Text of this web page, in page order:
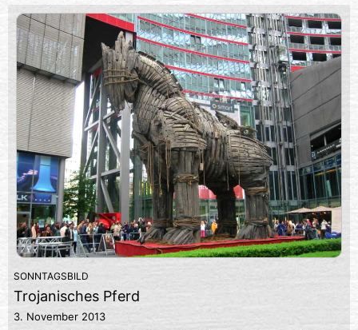
SONNTAGSBILD
Trojanisches Pferd
3. November 2013